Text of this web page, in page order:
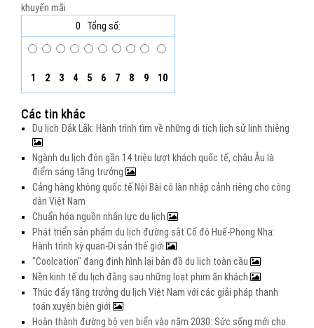
khuyến mãi
0
Tổng số:
1 2 3 4 5 6 7 8 9 10
Các tin khác
Du lịch Đắk Lắk: Hành trình tìm về những di tích lịch sử linh thiêng
Ngành du lịch đón gần 14 triệu lượt khách quốc tế, châu Âu là
điểm sáng tăng trưởng
Cảng hàng không quốc tế Nội Bài có làn nhập cảnh riêng cho công
dân Việt Nam
Chuẩn hóa nguồn nhân lực du lịch
Phát triển sản phẩm du lịch đường sắt Cố đô Huế-Phong Nha:
Hành trình kỳ quan-Di sản thế giới
"Coolcation" đang định hình lại bản đồ du lịch toàn cầu
Nền kinh tế du lịch đằng sau những loạt phim ăn khách
Thúc đẩy tăng trưởng du lịch Việt Nam với các giải pháp thanh
toán xuyên biên giới
Hoàn thành đường bộ ven biển vào năm 2030: Sức sống mới cho